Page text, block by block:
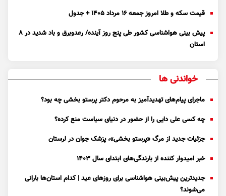
قیمت سکه و طلا امروز جمعه ۱۶ مرداد ۱۴۰۵ + جدول
پیش بینی هواشناسی کشور طی پنج روز آینده/ رعدوبرق و باد شدید در ۸
استان
خواندنی ها
ماجرای پیام‌های تهدیدآمیز به مرحوم دکتر پرستو بخشی چه بود؟
چه کسی علی دایی را از حضور در دنیای سیاست منع کرده؟
جزئیات جدید از مرگ «پرستو بخشی»، پزشک جوان در لرستان
خبر امیدوار کننده از بارندگی‌های ابتدای سال ۱۴۰۳
جدیدترین پیش‌بینی هواشناسی برای روزهای عید | کدام استان‌ها بارانی
می‌شوند؟